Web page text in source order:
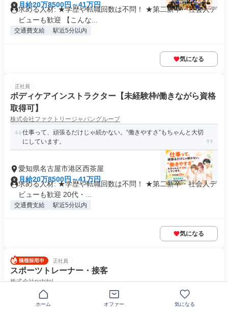
月給20万8500円～41万円
求める人材: ★学歴や転職回数は不問！ ★第二新卒・社会人デ
ビューも歓迎 【こんな...
交通費支給 駅近5分以内
気になる
正社員
ボディケアインストラクター【未経験枠/働きながら資格
取得可】
株式会社ファクトリージャパングループ
仕事って、頑張るだけじゃ続かない。“働きやすさ”もちゃんと大切
にしています。
愛知県名古屋市港区西茶屋
月給20万8500円～41万円
求める人材: ★学歴や転職回数は不問！ ★第二新卒・社会人デ
ビューも歓迎 20代・...
交通費支給 駅近5分以内
気になる
正社員
スポーツトレーナー・接客
株式会社nobitel
★☆20代活躍☆★未経験OK／研修で資格GET／社割で美容／キャ
リア◎／週2休み／ネイル・...
ホーム オファー 気になる